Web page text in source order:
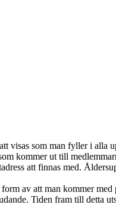
visas som man fyller i alla
kommer ut till
att finnas med.
av att man kommer
Tiden fram till detta